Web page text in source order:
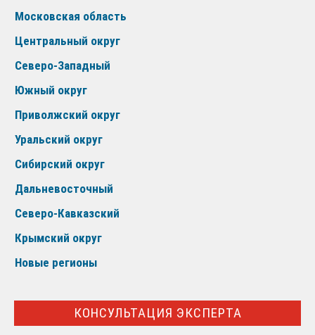
Московская область
Центральный округ
Северо-Западный
Южный округ
Приволжский округ
Уральский округ
Сибирский округ
Дальневосточный
Северо-Кавказский
Крымский округ
Новые регионы
КОНСУЛЬТАЦИЯ ЭКСПЕРТА